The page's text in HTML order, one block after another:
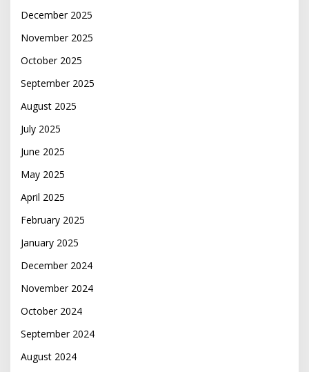
December 2025
November 2025
October 2025
September 2025
August 2025
July 2025
June 2025
May 2025
April 2025
February 2025
January 2025
December 2024
November 2024
October 2024
September 2024
August 2024